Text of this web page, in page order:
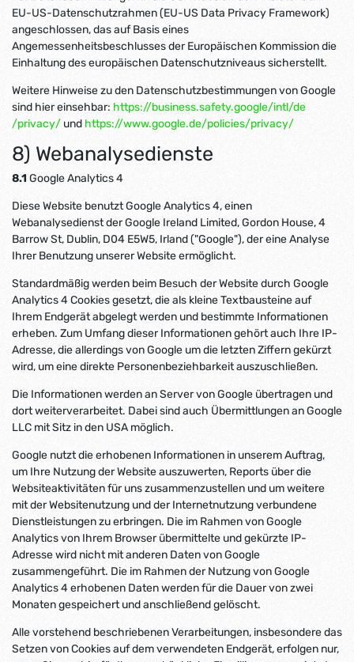
EU-US-Datenschutzrahmen (EU-US Data Privacy Framework)
angeschlossen, das auf Basis eines
Angemessenheitsbeschlusses der Europäischen Kommission die
Einhaltung des europäischen Datenschutzniveaus sicherstellt.
Weitere Hinweise zu den Datenschutzbestimmungen von Google
sind hier einsehbar: https://business.safety.google/intl/de
/privacy/ und https://www.google.de/policies/privacy/
8) Webanalysedienste
8.1 Google Analytics 4
Diese Website benutzt Google Analytics 4, einen
Webanalysedienst der Google Ireland Limited, Gordon House, 4
Barrow St, Dublin, D04 E5W5, Irland ("Google"), der eine Analyse
Ihrer Benutzung unserer Website ermöglicht.
Standardmäßig werden beim Besuch der Website durch Google
Analytics 4 Cookies gesetzt, die als kleine Textbausteine auf
Ihrem Endgerät abgelegt werden und bestimmte Informationen
erheben. Zum Umfang dieser Informationen gehört auch Ihre IP-
Adresse, die allerdings von Google um die letzten Ziffern gekürzt
wird, um eine direkte Personenbeziehbarkeit auszuschließen.
Die Informationen werden an Server von Google übertragen und
dort weiterverarbeitet. Dabei sind auch Übermittlungen an Google
LLC mit Sitz in den USA möglich.
Google nutzt die erhobenen Informationen in unserem Auftrag,
um Ihre Nutzung der Website auszuwerten, Reports über die
Websiteaktivitäten für uns zusammenzustellen und um weitere
mit der Websitenutzung und der Internetnutzung verbundene
Dienstleistungen zu erbringen. Die im Rahmen von Google
Analytics von Ihrem Browser übermittelte und gekürzte IP-
Adresse wird nicht mit anderen Daten von Google
zusammengeführt. Die im Rahmen der Nutzung von Google
Analytics 4 erhobenen Daten werden für die Dauer von zwei
Monaten gespeichert und anschließend gelöscht.
Alle vorstehend beschriebenen Verarbeitungen, insbesondere das
Setzen von Cookies auf dem verwendeten Endgerät, erfolgen nur,